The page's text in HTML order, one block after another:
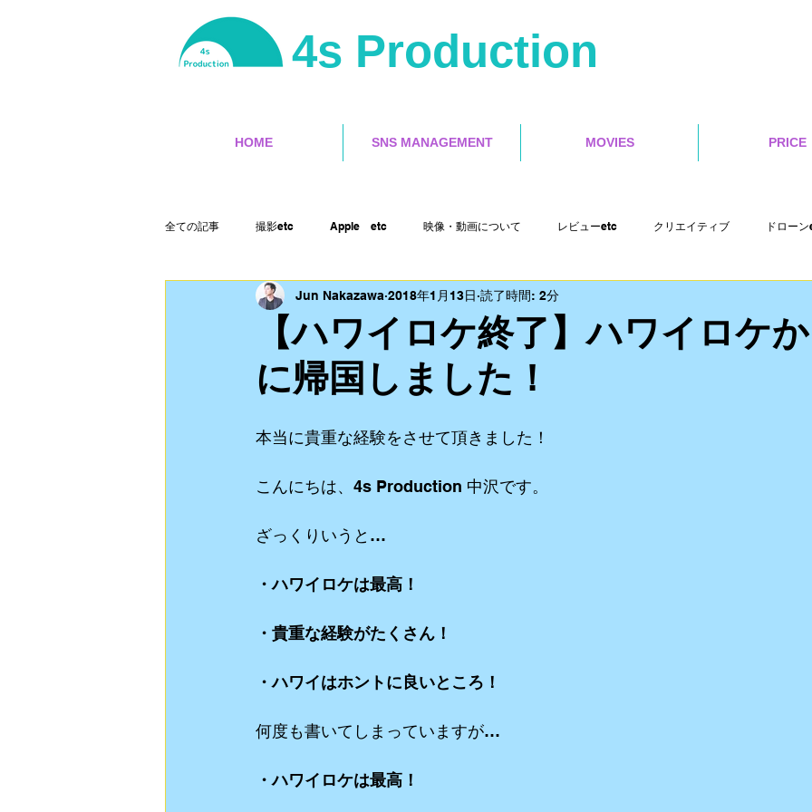
4s Production
HOME SNS MANAGEMENT MOVIES PRICE
全ての記事 撮影etc Apple etc 映像・動画について レビューetc クリエイティブ ドロー
ユーチューバー Misoca アンバサダーetc
ゲット本 Final Cut Pro X motion５
食Blog ライブストリーミングetc iPhone etc
【ハワイロケ終了】ハワイロケ
に帰国しました！
Jun Nakazawa 2018年1月13日 読了時間: 2分
本当に貴重な経験をさせて頂きました！
こんにちは、4s Production 中沢です。
ざっくりいうと…
・ハワイロケは最高！
・貴重な経験がたくさん！
・ハワイはホントに良いところ！
何度も書いてしまっていますが…
・ハワイロケは最高！